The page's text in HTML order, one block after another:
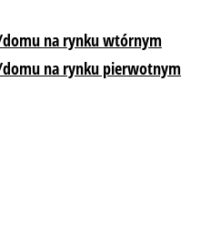
domu na rynku wtórnym
domu na rynku pierwotnym